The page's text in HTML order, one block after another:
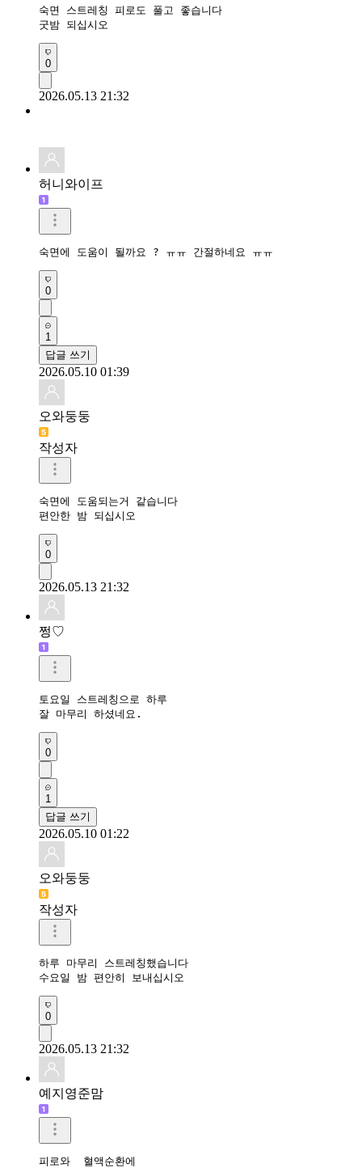
숙면 스트레칭 피로도 풀고 좋습니다
굿밤 되십시오
0
2026.05.13 21:32
허니와이프
숙면에 도움이 될까요 ? ㅠㅠ 간절하네요 ㅠㅠ
0
1
답글 쓰기
2026.05.10 01:39
오와둥둥
작성자
숙면에 도움되는거 같습니다
편안한 밤 되십시오
0
2026.05.13 21:32
쩡♡
토요일 스트레칭으로 하루
0
1
답글 쓰기
2026.05.10 01:22
오와둥둥
작성자
하루 마무리 스트레칭했습니다
수요일 밤 편안히 보내십시오
0
2026.05.13 21:32
예지영준맘
피로와  혈액순환에